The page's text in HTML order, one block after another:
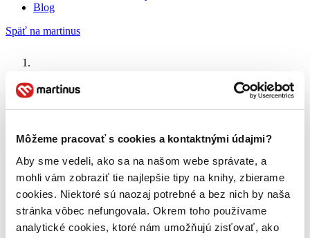
Môžeme pracovať s cookies a kontaktnými údajmi?
Aby sme vedeli, ako sa na našom webe správate, a
mohli vám zobraziť tie najlepšie tipy na knihy, zbierame
cookies. Niektoré sú naozaj potrebné a bez nich by naša
stránka vôbec nefungovala. Okrem toho používame
analytické cookies, ktoré nám umožňujú zisťovať, ako
Blog
Späť na martinus
Líbánky
Náš príbeh
Náš zmysel
Galéria Martinusu
Zodpovednosť
Sme B Corp
Pomáhame ďalej